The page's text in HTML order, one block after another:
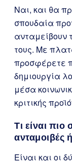
Ναι, και θα
σπουδαία
ανταμείβουν
τους. Με
προσφέρετε
δημιουργία
μέσα
κριτικής
Τι είναι πιο
ανταμοιβές
Είναι και οι